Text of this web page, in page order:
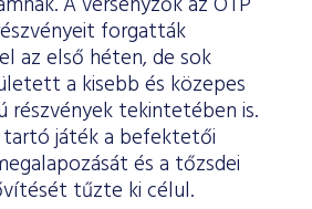
forgatták
az első héten, de sok
a kisebb és közepes
részvények tekintetében is.
játék a befektetői
és a tőzsdei
tűzte ki célul.